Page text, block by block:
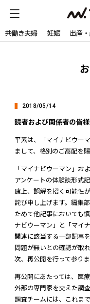
共働き夫婦 妊娠 出産
2018/05/14
読者および関係者の皆
平素は、「マイナビウー
まして、格別のご高配を
「マイナビウーマン」お
アンケートの体験談形式
康上、誤解を招く可能性
詫び申し上げます。編集
ためて他記事においても
ナビウーマン」と「マイ
関連に該当する一部記事
問題が無いとの確認が取
次、再公開を行って参りま
再公開にあたっては、医
外部の専門家を交えた調
調査チームには、これま